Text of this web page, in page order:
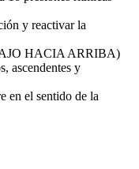
y reactivar la
HACIA ARRIBA)
ascendentes y
en el sentido de la